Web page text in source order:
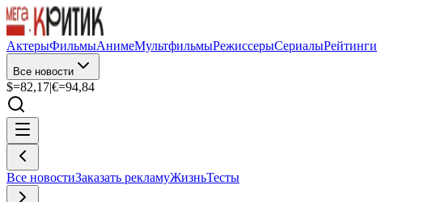
АктерыФильмыАнимеМультфильмыРежиссерыСериалыРейтинги
Все новости
$=82,17|€=94,84
Все новостиЗаказать рекламуЖизньТесты